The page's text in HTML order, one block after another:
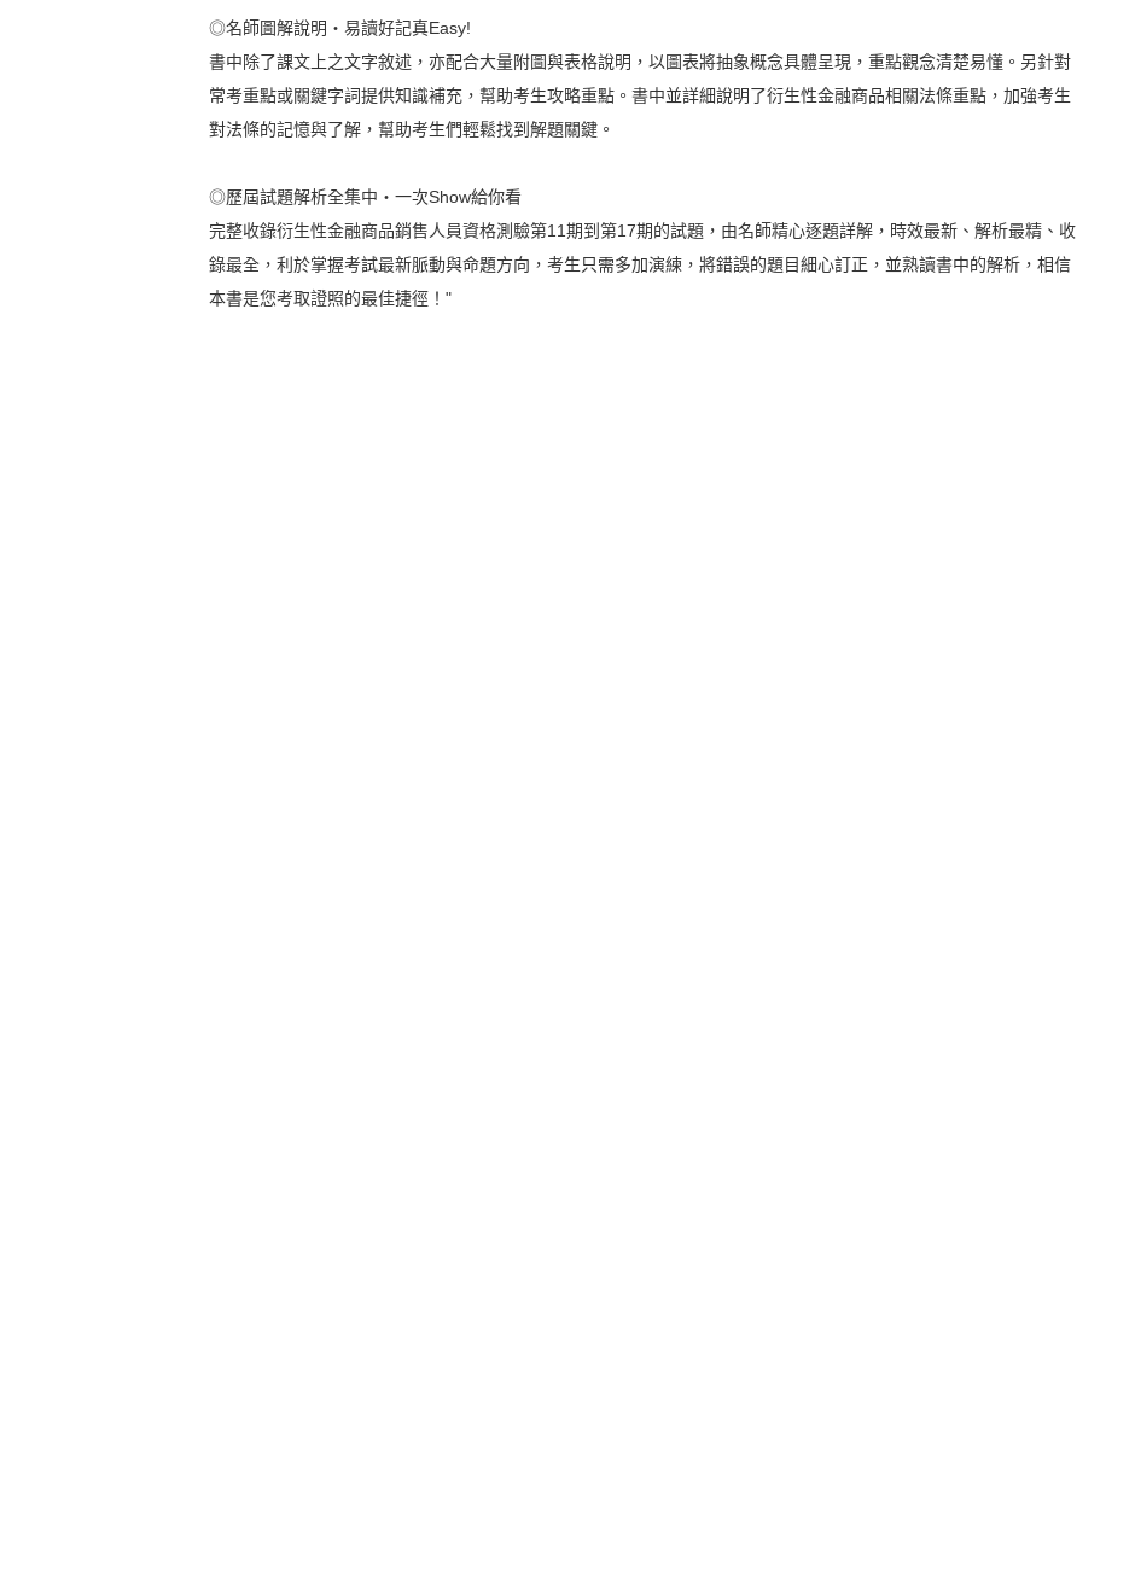
◎名師圖解說明‧易讀好記真Easy!
書中除了課文上之文字敘述，亦配合大量附圖與表格說明，以圖表將抽象概念具體呈現，重點觀念清楚易懂。另針對
常考重點或關鍵字詞提供知識補充，幫助考生攻略重點。書中並詳細說明了衍生性金融商品相關法條重點，加強考生
對法條的記憶與了解，幫助考生們輕鬆找到解題關鍵。
◎歷屆試題解析全集中‧一次Show給你看
完整收錄衍生性金融商品銷售人員資格測驗第11期到第17期的試題，由名師精心逐題詳解，時效最新、解析最精、收
錄最全，利於掌握考試最新脈動與命題方向，考生只需多加演練，將錯誤的題目細心訂正，並熟讀書中的解析，相信
本書是您考取證照的最佳捷徑！"